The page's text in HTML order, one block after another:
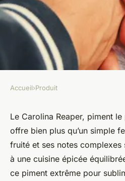
Délicieuses
avec le carolina
Lucie• 16 octobre 2025 •7 min de
Accueil›Produit
Le Carolina Reaper, piment
offre bien plus qu’un simple
fruité et ses notes
à une cuisine épicée
ce piment extrême pour